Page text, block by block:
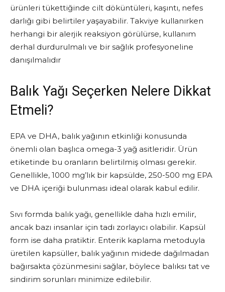
ürünleri tükettiğinde cilt döküntüleri, kaşıntı, nefes
darlığı gibi belirtiler yaşayabilir. Takviye kullanırken
herhangi bir alerjik reaksiyon görülürse, kullanım
derhal durdurulmalı ve bir sağlık profesyoneline
danışılmalıdır
Balık Yağı Seçerken Nelere Dikkat
Etmeli?
EPA ve DHA, balık yağının etkinliği konusunda
önemli olan başlıca omega-3 yağ asitleridir. Ürün
etiketinde bu oranların belirtilmiş olması gerekir.
Genellikle, 1000 mg’lık bir kapsülde, 250-500 mg EPA
ve DHA içeriği bulunması ideal olarak kabul edilir.
Sıvı formda balık yağı, genellikle daha hızlı emilir,
ancak bazı insanlar için tadı zorlayıcı olabilir. Kapsül
form ise daha pratiktir. Enterik kaplama metoduyla
üretilen kapsüller, balık yağının midede dağılmadan
bağırsakta çözünmesini sağlar, böylece balıksı tat ve
sindirim sorunları minimize edilebilir.